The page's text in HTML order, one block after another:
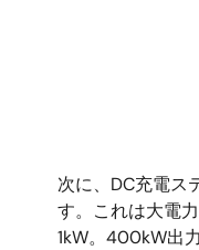
次に、DC充電ス
す。これは大電
1kW。400kW出